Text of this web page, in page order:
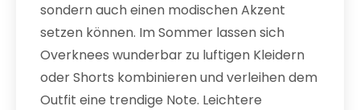
sondern auch einen modischen Akzent
setzen können. Im Sommer lassen sich
Overknees wunderbar zu luftigen Kleidern
oder Shorts kombinieren und verleihen dem
Outfit eine trendige Note. Leichtere